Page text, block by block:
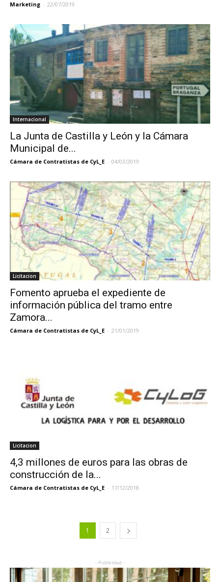
Marketing - 22/07/2019
Internacional
La Junta de Castilla y León y la Cámara
Municipal de...
Cámara de Contratistas de CyL_E - 04/03/2019
Licitacion
Fomento aprueba el expediente de
información pública del tramo entre
Zamora...
Cámara de Contratistas de CyL_E - 21/01/2019
Licitacion
4,3 millones de euros para las obras de
construcción de la...
Cámara de Contratistas de CyL_E - 17/12/2018
1 2
- Publicidad -